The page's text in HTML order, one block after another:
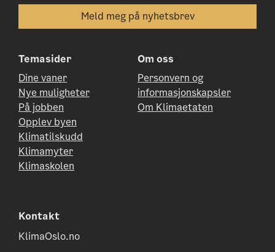
Temasider
Dine vaner
Nye muligheter
På jobben
Opplev byen
Klimatilskudd
Klimamyter
Klimaskolen
Om oss
Personvern og
informasjonskapsler
Om Klimaetaten
Kontakt
KlimaOslo.no